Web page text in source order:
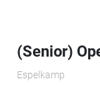
(Senior)
Espelkamp